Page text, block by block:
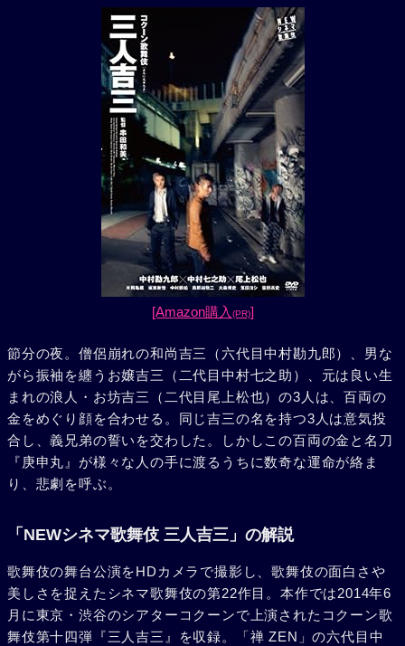
[Amazon購入 (PR)]
節分の夜。僧侶崩れの和尚吉三（六代目中村勘九郎）、男な
がら振袖を纏うお嬢吉三（二代目中村七之助）、元は良い生
まれの浪人・お坊吉三（二代目尾上松也）の3人は、百両の
金をめぐり顔を合わせる。同じ吉三の名を持つ3人は意気投
合し、義兄弟の誓いを交わした。しかしこの百両の金と名刀
『庚申丸』が様々な人の手に渡るうちに数奇な運命が絡ま
り、悲劇を呼ぶ。
「NEWシネマ歌舞伎 三人吉三」の解説
歌舞伎の舞台公演をHDカメラで撮影し、歌舞伎の面白さや
美しさを捉えたシネマ歌舞伎の第22作目。本作では2014年6
月に東京・渋谷のシアターコクーンで上演されたコクーン歌
舞伎第十四弾『三人吉三』を収録。「禅 ZEN」の六代目中